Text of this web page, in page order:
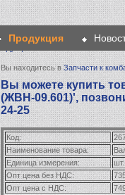
Продукция
Вы находитесь вЗапчасти к
Вы можете купить
(ЖВН-09.601)',
24-25
Код:
Наименование товара:
Единица измерения:
шт.
Опт цена без НДС:
Опт цена с НДС: